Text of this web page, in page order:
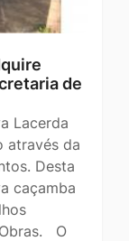
de
Lacerda
através da
Desta
caçamba
O